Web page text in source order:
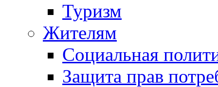
Туризм
Жителям
Социальная
Защита прав